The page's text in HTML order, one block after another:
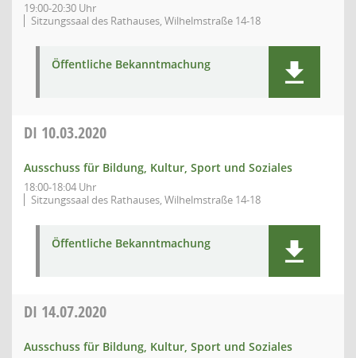
19:00-20:30 Uhr
Sitzungssaal des Rathauses, Wilhelmstraße 14-18
Öffentliche Bekanntmachung
DI 10.03.2020
Ausschuss für Bildung, Kultur, Sport und Soziales
18:00-18:04 Uhr
Sitzungssaal des Rathauses, Wilhelmstraße 14-18
Öffentliche Bekanntmachung
DI 14.07.2020
Ausschuss für Bildung, Kultur, Sport und Soziales